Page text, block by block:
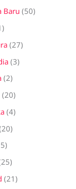
Baru (50)
(27)
(3)
(2)
(20)
(4)
(21)